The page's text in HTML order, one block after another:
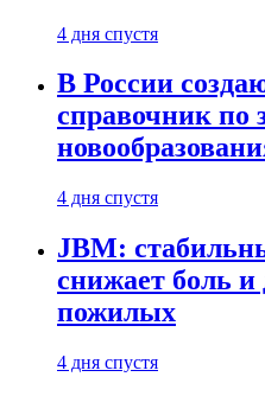
4 дня спустя
В России
справочник по
4 дня спустя
JBM:
снижает боль и
пожилых
4 дня спустя